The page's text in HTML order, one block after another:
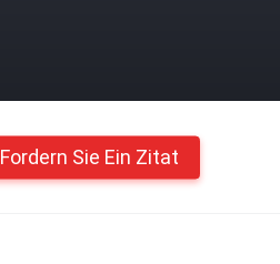
Fordern Sie Ein Zitat